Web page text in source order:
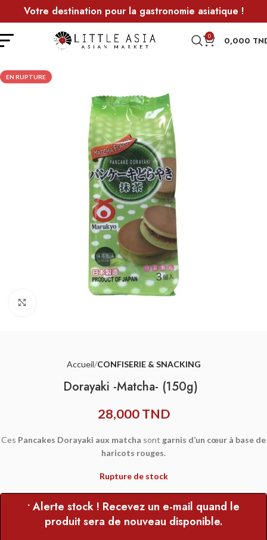
Votre destination pour la gastronomie asiatique !
0 0,000
EN RUPTURE
Accueil CONFISERIE & SNACKING
Dorayaki -Matcha- (150g)
28,000TND
Ces Pancakes Dorayaki aux matcha sont garnis d’un cœur à base de
haricots rouges.
Rupture de stock
• Alerte stock ! Recevez un e-mail quand le
produit sera de nouveau disponible.